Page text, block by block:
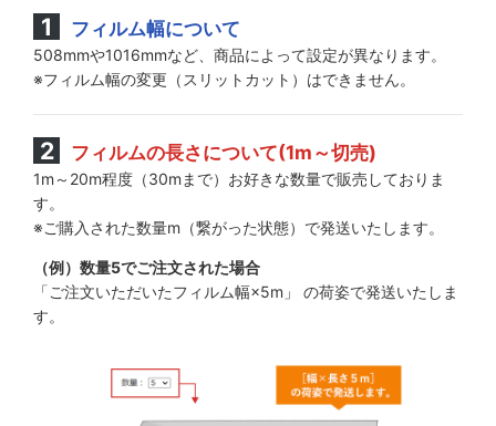
フィルム幅について
508mmや1016mmなど、商品によって設定が異なります。
※フィルム幅の変更（スリットカット）はできません。
フィルムの長さについて(1m～切売)
1m～20m程度（30mまで）お好きな数量で販売しておりま
す。
※ご購入された数量m（繋がった状態）で発送いたします。
（例）数量5でご注文された場合
「ご注文いただいたフィルム幅×5m」 の荷姿で発送いたしま
す。